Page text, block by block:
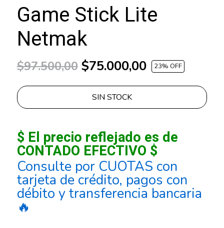
Game Stick Lite
Netmak
$97.500,00$75.000,00 23% OFF
SIN STOCK
$ El precio reflejado es de
CONTADO EFECTIVO $
Consulte por CUOTAS con
tarjeta de crédito, pagos con
débito y transferencia bancaria
🔥